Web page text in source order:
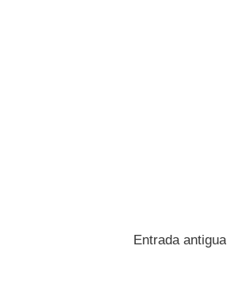
Entrada antigua